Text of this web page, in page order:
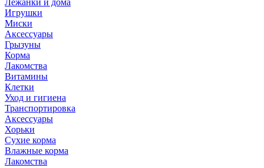
Лежанки и дома
Игрушки
Миски
Аксессуары
Грызуны
Корма
Лакомства
Витамины
Клетки
Уход и гигиена
Транспортировка
Аксессуары
Хорьки
Сухие корма
Влажные корма
Лакомства